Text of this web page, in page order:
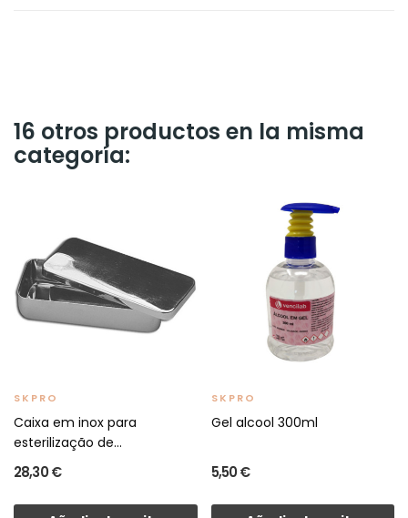
16 otros productos en la misma
categoría:
SKPRO
Caixa em inox para
esterilização de
instrumentos
28,30 €
SKPRO
Gel alcool 300ml
5,50 €